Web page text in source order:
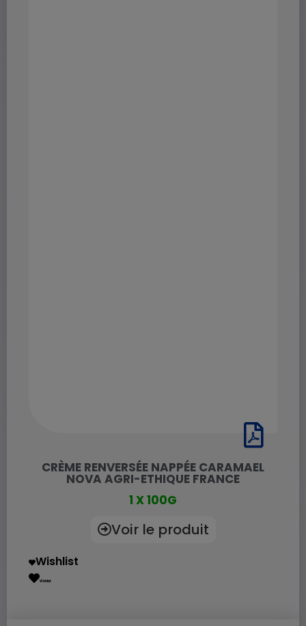
CRÈME RENVERSÉE NAPPÉE CARAMAEL
NOVA AGRI-ETHIQUE FRANCE
1 X 100G
Voir le produit
Wishlist
Wishlist